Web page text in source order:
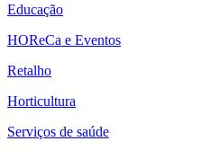
Educação
HOReCa e Eventos
Retalho
Horticultura
Serviços de saúde